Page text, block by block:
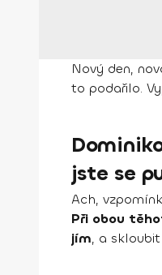
Nový den,
to podařilo.
jste se
Ach,
Při obou
jím, a